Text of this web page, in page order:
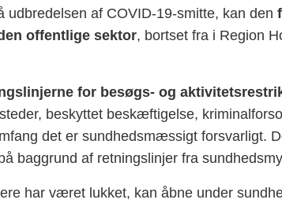
udbredelsen af COVID-19-smitte, kan den
offentlige sektor, bortset fra i Region
for besøgs- og
beskyttet beskæftigelse,
det er sundhedsmæssigt forsvarligt.
baggrund af retningslinjer fra
har været lukket, kan åbne under